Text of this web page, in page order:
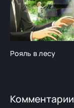
Рояль в лесу
Комментарии